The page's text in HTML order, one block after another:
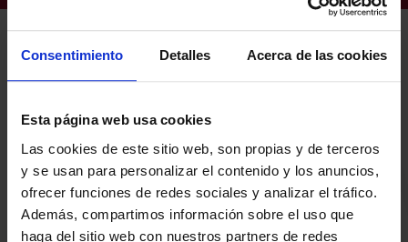
Consentimiento Detalles Acerca de las cookies
Esta página web usa cookies
Las cookies de este sitio web, son propias y de terceros
y se usan para personalizar el contenido y los anuncios,
ofrecer funciones de redes sociales y analizar el tráfico.
Además, compartimos información sobre el uso que
haga del sitio web con nuestros partners de redes
ES EU
NOTICIAS
PLANTILLA
ENTRADAS
NEWSLETTER
últimas noticias y promociones del club.
Email
He leído y acepto laPolítica de privacidaddel SASKI BASKONIA